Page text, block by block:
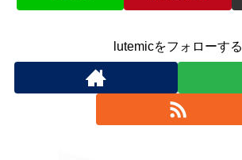
lutemicをフォローする